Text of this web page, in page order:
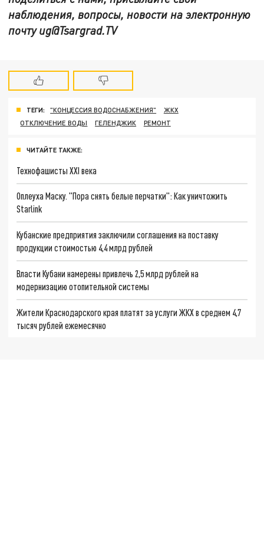
наблюдения, вопросы, новости на электронную
почтуug@Tsargrad.TV
ТЕГИ: "КОНЦЕССИЯ ВОДОСНАБЖЕНИЯ"
ЖКХ
ОТКЛЮЧЕНИЕ ВОДЫ
ГЕЛЕНДЖИК РЕМОНТ
ЧИТАЙТЕ ТАКЖЕ:
Технофашисты XXI века
Оплеуха Маску. "Пора снять белые перчатки": Как уничтожить
Starlink
Кубанские предприятия заключили соглашения на поставку
продукции стоимостью 4,4 млрд рублей
Власти Кубани намерены привлечь 2,5 млрд рублей на
модернизацию отопительной системы
Жители Краснодарского края платят за услуги ЖКХ в среднем 4,7
тысяч рублей ежемесячно